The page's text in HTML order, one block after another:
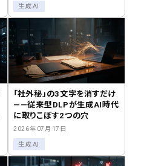
生成AI
「社外秘」の3文字を消すだけ
——従来型DLPが生成AI時代
に取りこぼす2つの穴
2026年07月17日
生成AI